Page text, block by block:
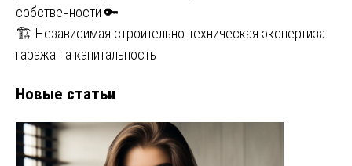
собственности 🔑
🏗️ Независимая строительно-техническая экспертиза
гаража на капитальность
Новые статьи